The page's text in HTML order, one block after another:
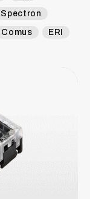
Spectron
Comus ERI